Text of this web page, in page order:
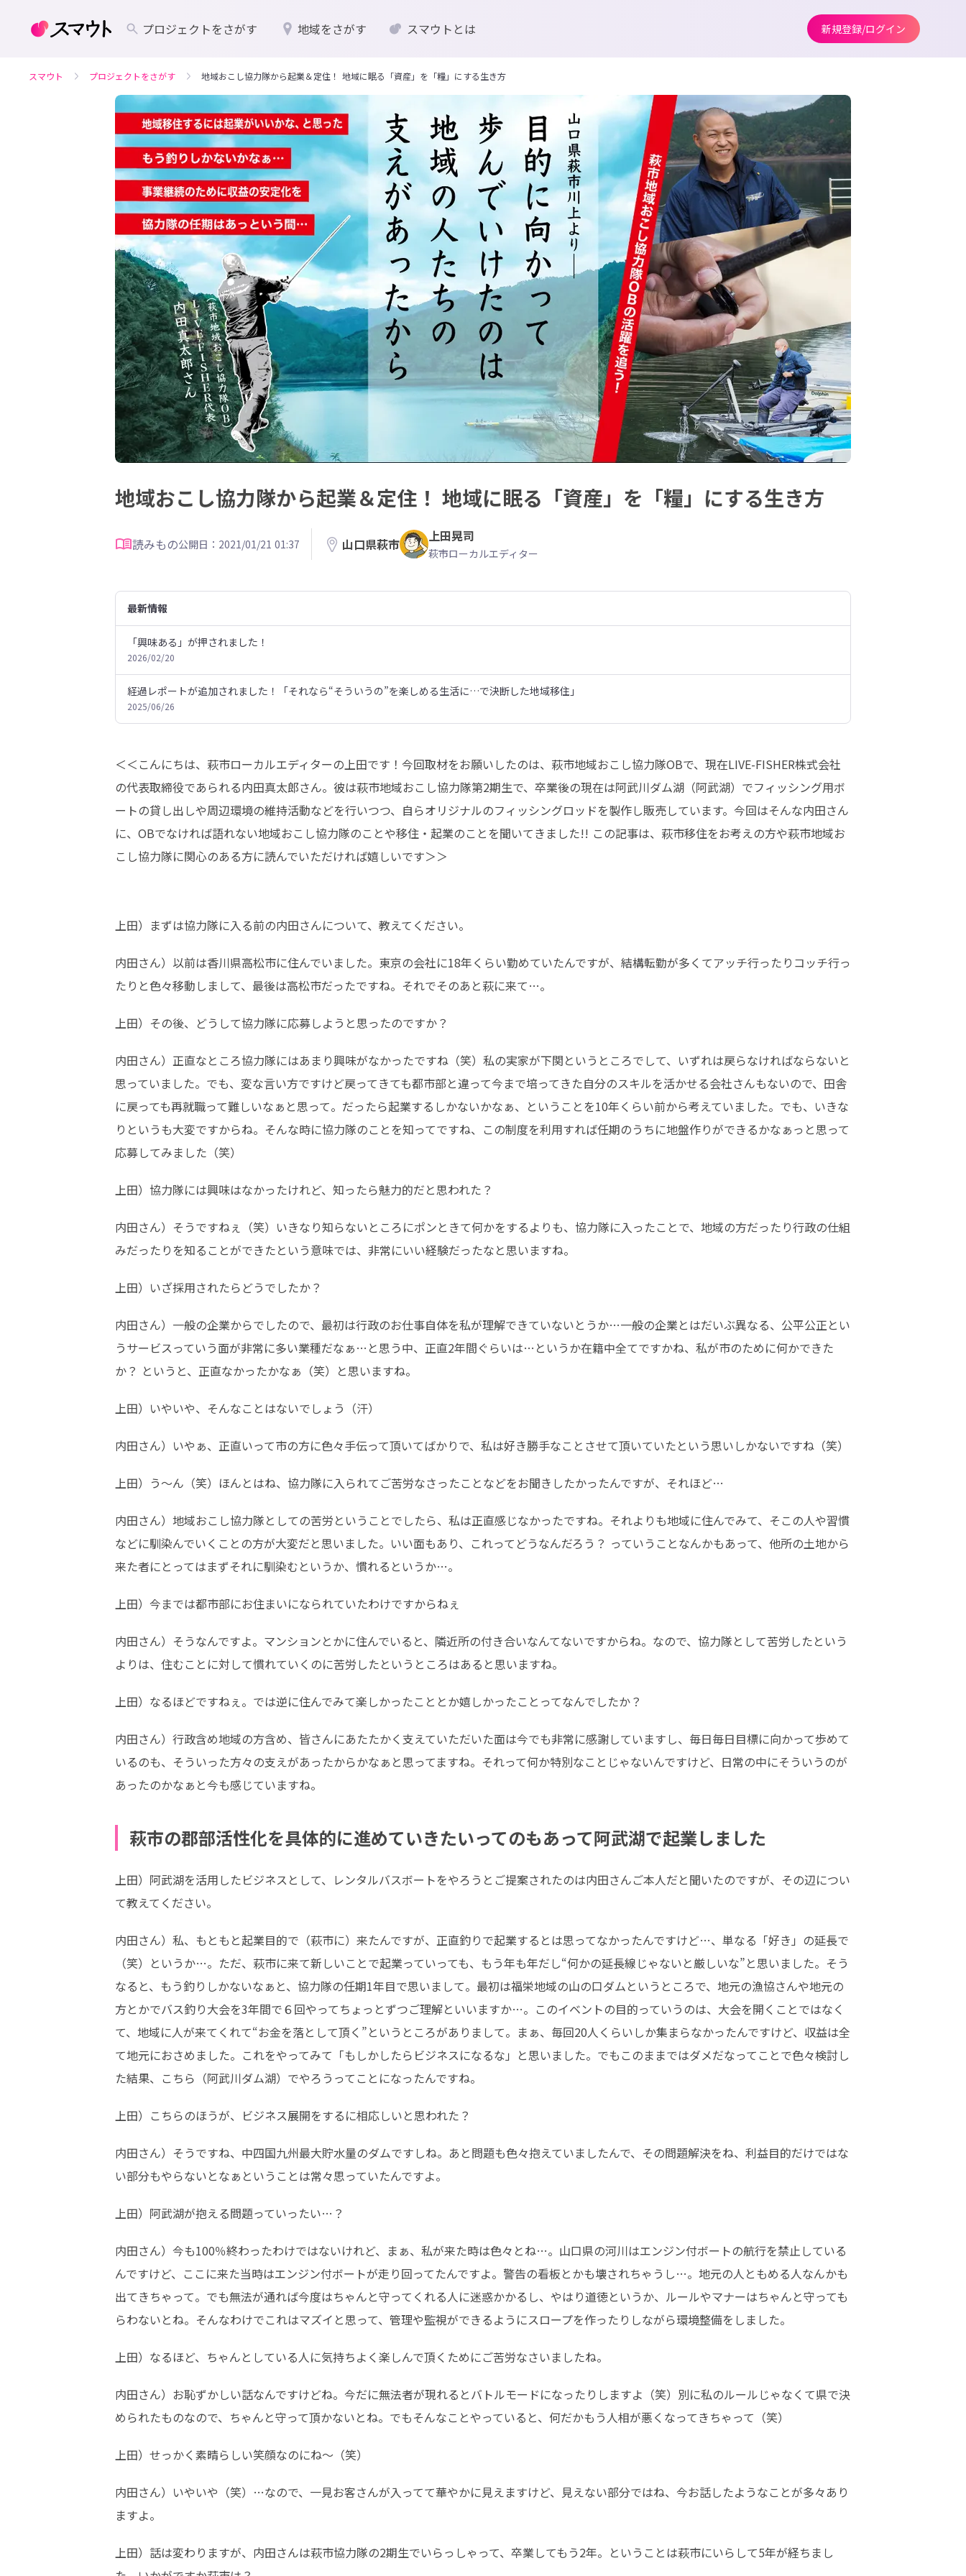
プロジェクトをさがす 地域をさがす スマウトとは 新規登録/ログイン
スマウト プロジェクトをさがす 地域おこし協力隊から起業＆定住！ 地域に眠る「資産」を「糧」にする生き方
地域おこし協力隊から起業＆定住！ 地域に眠る「資産」を「糧」にする生き方
読みもの公開日：2021/01/21 01:37 山口県萩市 上田晃司
萩市ローカルエディター
最新情報
「興味ある」が押されました！
2026/02/20
経過レポートが追加されました！「それなら“そういうの”を楽しめる生活に…で決断した地域移住」
2025/06/26
＜＜こんにちは、萩市ローカルエディターの上田です！今回取材をお願いしたのは、萩市地域おこし協力隊OBで、現在LIVE-FISHER株式会社
の代表取締役であられる内田真太郎さん。彼は萩市地域おこし協力隊第2期生で、卒業後の現在は阿武川ダム湖（阿武湖）でフィッシング用ボ
ートの貸し出しや周辺環境の維持活動などを行いつつ、自らオリジナルのフィッシングロッドを製作し販売しています。今回はそんな内田さん
に、OBでなければ語れない地域おこし協力隊のことや移住・起業のことを聞いてきました!! この記事は、萩市移住をお考えの方や萩市地域お
こし協力隊に関心のある方に読んでいただければ嬉しいです＞＞
上田）まずは協力隊に入る前の内田さんについて、教えてください。
内田さん）以前は香川県高松市に住んでいました。東京の会社に18年くらい勤めていたんですが、結構転勤が多くてアッチ行ったりコッチ行っ
たりと色々移動しまして、最後は高松市だったですね。それでそのあと萩に来て…。
上田）その後、どうして協力隊に応募しようと思ったのですか？
内田さん）正直なところ協力隊にはあまり興味がなかったですね（笑）私の実家が下関というところでして、いずれは戻らなければならないと
思っていました。でも、変な言い方ですけど戻ってきても都市部と違って今まで培ってきた自分のスキルを活かせる会社さんもないので、田舎
に戻っても再就職って難しいなぁと思って。だったら起業するしかないかなぁ、ということを10年くらい前から考えていました。でも、いきな
りというも大変ですからね。そんな時に協力隊のことを知ってですね、この制度を利用すれば任期のうちに地盤作りができるかなぁっと思って
応募してみました（笑）
上田）協力隊には興味はなかったけれど、知ったら魅力的だと思われた？
内田さん）そうですねぇ（笑）いきなり知らないところにポンときて何かをするよりも、協力隊に入ったことで、地域の方だったり行政の仕組
みだったりを知ることができたという意味では、非常にいい経験だったなと思いますね。
上田）いざ採用されたらどうでしたか？
内田さん）一般の企業からでしたので、最初は行政のお仕事自体を私が理解できていないとうか…一般の企業とはだいぶ異なる、公平公正とい
うサービスっていう面が非常に多い業種だなぁ…と思う中、正直2年間ぐらいは…というか在籍中全てですかね、私が市のために何かできた
か？ というと、正直なかったかなぁ（笑）と思いますね。
上田）いやいや、そんなことはないでしょう（汗）
内田さん）いやぁ、正直いって市の方に色々手伝って頂いてばかりで、私は好き勝手なことさせて頂いていたという思いしかないですね（笑）
上田）う〜ん（笑）ほんとはね、協力隊に入られてご苦労なさったことなどをお聞きしたかったんですが、それほど…
内田さん）地域おこし協力隊としての苦労ということでしたら、私は正直感じなかったですね。それよりも地域に住んでみて、そこの人や習慣
などに馴染んでいくことの方が大変だと思いました。いい面もあり、これってどうなんだろう？ っていうことなんかもあって、他所の土地から
来た者にとってはまずそれに馴染むというか、慣れるというか…。
上田）今までは都市部にお住まいになられていたわけですからねぇ
内田さん）そうなんですよ。マンションとかに住んでいると、隣近所の付き合いなんてないですからね。なので、協力隊として苦労したという
よりは、住むことに対して慣れていくのに苦労したというところはあると思いますね。
上田）なるほどですねぇ。では逆に住んでみて楽しかったこととか嬉しかったことってなんでしたか？
内田さん）行政含め地域の方含め、皆さんにあたたかく支えていただいた面は今でも非常に感謝していますし、毎日毎日目標に向かって歩めて
いるのも、そういった方々の支えがあったからかなぁと思ってますね。それって何か特別なことじゃないんですけど、日常の中にそういうのが
あったのかなぁと今も感じていますね。
萩市の郡部活性化を具体的に進めていきたいってのもあって阿武湖で起業しました
上田）阿武湖を活用したビジネスとして、レンタルバスボートをやろうとご提案されたのは内田さんご本人だと聞いたのですが、その辺につい
て教えてください。
内田さん）私、もともと起業目的で（萩市に）来たんですが、正直釣りで起業するとは思ってなかったんですけど…、単なる「好き」の延長で
（笑）というか…。ただ、萩市に来て新しいことで起業っていっても、もう年も年だし“何かの延長線じゃないと厳しいな”と思いました。そう
なると、もう釣りしかないなぁと、協力隊の任期1年目で思いまして。最初は福栄地域の山の口ダムというところで、地元の漁協さんや地元の
方とかでバス釣り大会を3年間で６回やってちょっとずつご理解といいますか…。このイベントの目的っていうのは、大会を開くことではなく
て、地域に人が来てくれて“お金を落として頂く”というところがありまして。まぁ、毎回20人くらいしか集まらなかったんですけど、収益は全
て地元におさめました。これをやってみて「もしかしたらビジネスになるな」と思いました。でもこのままではダメだなってことで色々検討し
た結果、こちら（阿武川ダム湖）でやろうってことになったんですね。
上田）こちらのほうが、ビジネス展開をするに相応しいと思われた？
内田さん）そうですね、中四国九州最大貯水量のダムですしね。あと問題も色々抱えていましたんで、その問題解決をね、利益目的だけではな
い部分もやらないとなぁということは常々思っていたんですよ。
上田）阿武湖が抱える問題っていったい…？
内田さん）今も100％終わったわけではないけれど、まぁ、私が来た時は色々とね…。山口県の河川はエンジン付ボートの航行を禁止している
んですけど、ここに来た当時はエンジン付ボートが走り回ってたんですよ。警告の看板とかも壊されちゃうし…。地元の人ともめる人なんかも
出てきちゃって。でも無法が通れば今度はちゃんと守ってくれる人に迷惑かかるし、やはり道徳というか、ルールやマナーはちゃんと守っても
らわないとね。そんなわけでこれはマズイと思って、管理や監視ができるようにスロープを作ったりしながら環境整備をしました。
上田）なるほど、ちゃんとしている人に気持ちよく楽しんで頂くためにご苦労なさいましたね。
内田さん）お恥ずかしい話なんですけどね。今だに無法者が現れるとバトルモードになったりしますよ（笑）別に私のルールじゃなくて県で決
められたものなので、ちゃんと守って頂かないとね。でもそんなことやっていると、何だかもう人相が悪くなってきちゃって（笑）
上田）せっかく素晴らしい笑顔なのにね〜（笑）
内田さん）いやいや（笑）…なので、一見お客さんが入ってて華やかに見えますけど、見えない部分ではね、今お話したようなことが多々あり
ますよ。
上田）話は変わりますが、内田さんは萩市協力隊の2期生でいらっしゃって、卒業してもう2年。ということは萩市にいらして5年が経ちまし